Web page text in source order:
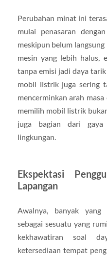
Perubahan minat ini
mulai penasaran
meskipun belum
mesin yang lebih halus,
tanpa emisi jadi daya
mobil listrik juga sering
mencerminkan arah
memilih mobil listrik
juga bagian dari
lingkungan.
Ekspektasi
Lapangan
Awalnya, banyak yang
sebagai sesuatu yang
kekhawatiran soal
ketersediaan tempat